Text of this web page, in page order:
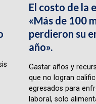
El costo de la
«Más de 100
perdieron su
año».
Gastar años y
que no logran
egresados para
laboral, solo